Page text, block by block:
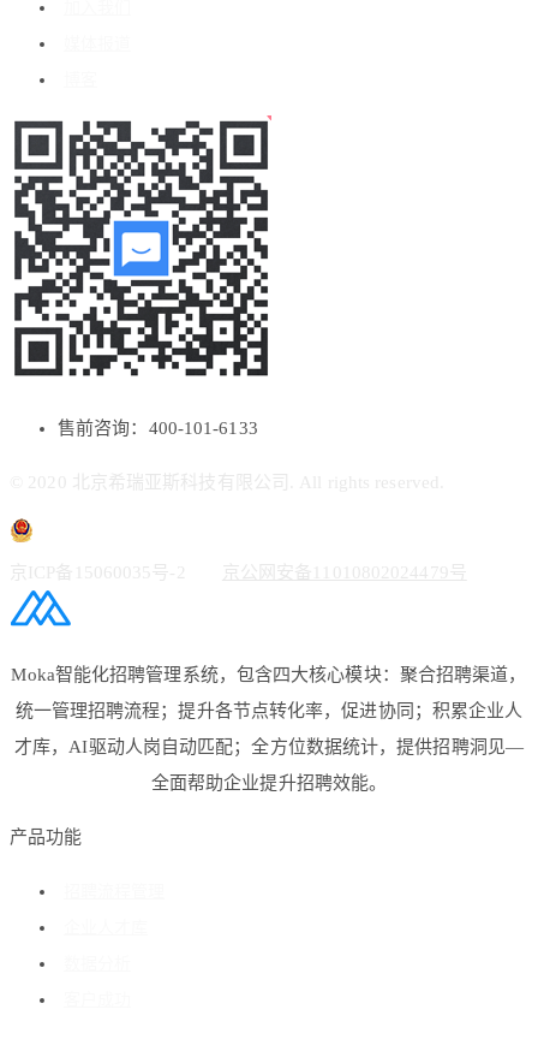
售前咨询：400-101-6133
Moka智能化招聘管理系统，包含四大核心模块：聚合招聘渠道，
统一管理招聘流程；提升各节点转化率，促进协同；积累企业人
才库，AI驱动人岗自动匹配；全方位数据统计，提供招聘洞见—
全面帮助企业提升招聘效能。
产品功能